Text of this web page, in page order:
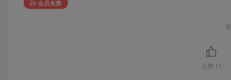
会员免费
点赞 11